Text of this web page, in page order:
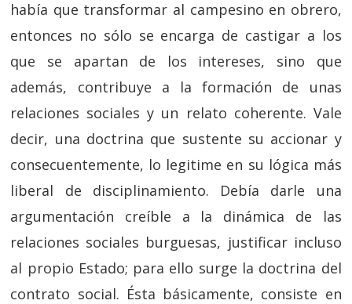
había que transformar al campesino en obrero,
entonces no sólo se encarga de castigar a los
que se apartan de los intereses, sino que
además, contribuye a la formación de unas
relaciones sociales y un relato coherente. Vale
decir, una doctrina que sustente su accionar y
consecuentemente, lo legitime en su lógica más
liberal de disciplinamiento. Debía darle una
argumentación creíble a la dinámica de las
relaciones sociales burguesas, justificar incluso
al propio Estado; para ello surge la doctrina del
contrato social. Ésta básicamente, consiste en